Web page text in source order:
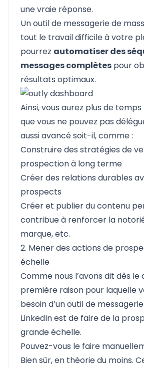
une vraie réponse.
Un outil de messagerie de
tout le travail difficile à votre
pourrez automatiser des
messages complètes pour
résultats optimaux.
Ainsi, vous aurez plus de
que vous ne pouvez pas
aussi avancé soit-il, comme :
Construire des stratégies de
prospection à long terme
Créer des relations durables
prospects
Créer et publier du contenu
contribue à renforcer la
marque, etc.
2. Mener des actions de
échelle
Comme nous l’avons dit dès le
première raison pour laquelle
besoin d’un outil de
LinkedIn est de faire de la
grande échelle.
Pouvez-vous le faire
Bien sûr, en théorie du moins.